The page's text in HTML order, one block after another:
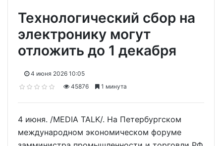
Технологический сбор на
электронику могут
отложить до 1 декабря
4 июня 2026 10:05
45876
1 минута
4 июня. /MEDIA TALK/. На Петербургском
международном экономическом форуме